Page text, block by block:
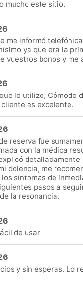
mucho este sitio.
me informó
ya que era la
vuestros bonos y me
lo utilizo, Cómodo
es excelente.
reserva fue
con la médica
detalladamente
dolencia, me
síntomas de
pasos a
la resonancia.
de usar
y sin esperas. Lo